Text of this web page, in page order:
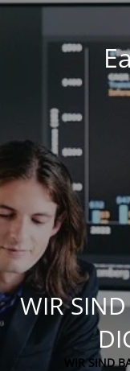
WIR
WIR SIND